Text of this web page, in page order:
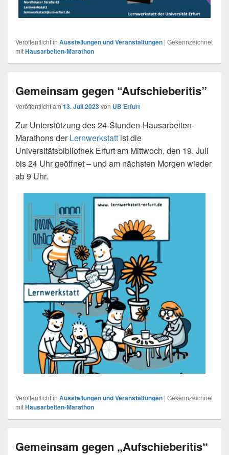
Veröffentlicht in Ausstellungen und Veranstaltungen | Gekennzeichnet
mitHausarbeiten-Marathon
Gemeinsam gegen “Aufschieberitis”
Veröffentlicht am 13. Juli 2023von UB Erfurt
Zur Unterstützung des 24-Stunden-Hausarbeiten-
Marathons derLernwerkstatt ist die
Universitätsbibliothek Erfurt am Mittwoch, den 19. Juli
bis 24 Uhr geöffnet – und am nächsten Morgen wieder
ab 9 Uhr.
Veröffentlicht in Ausstellungen und Veranstaltungen | Gekennzeichnet
mitHausarbeiten-Marathon
Gemeinsam gegen „Aufschieberitis“